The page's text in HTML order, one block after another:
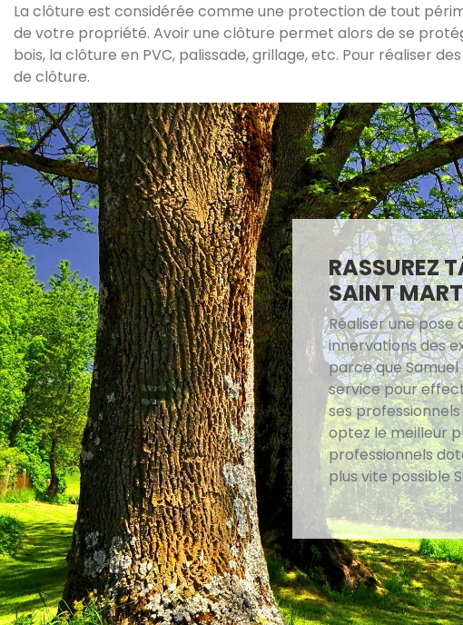
La clôture est considérée comme une protection de tout
de votre propriété. Avoir une clôture permet alors de se
bois, la clôture en PVC, palissade, grillage, etc. Pour réaliser
de clôture.
RASSUREZ
SAINT
Réaliser une
innervations des
parce que Samuel
service pour
ses
optez le meilleur
professionnels
plus vite possible